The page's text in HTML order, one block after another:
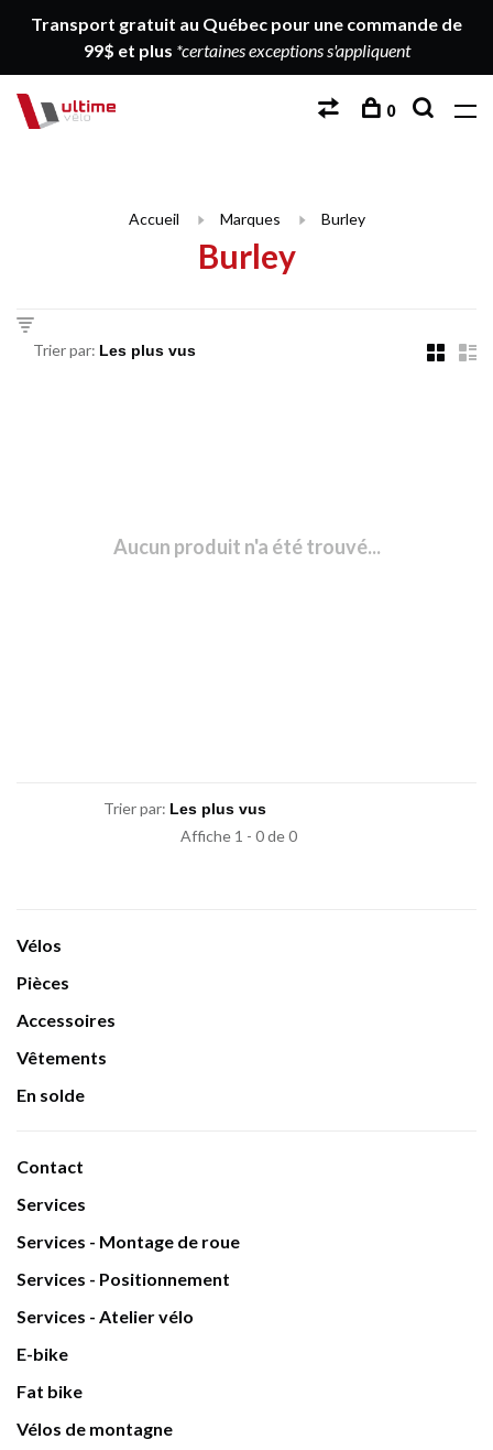
Transport gratuit au Québec pour une commande de
99$ et plus *certaines exceptions s'appliquent
0
Accueil Marques Burley
Burley
Trier par:
Aucun produit n'a été trouvé...
Trier par:
Affiche 1 - 0 de 0
Vélos
Pièces
Accessoires
Vêtements
En solde
Contact
Services
Services - Montage de roue
Services - Positionnement
Services - Atelier vélo
E-bike
Fat bike
Vélos de montagne